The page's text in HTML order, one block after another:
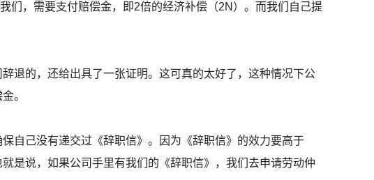
们，需要支付赔偿金，即2倍的经济补偿（2N）。而我们自己提
退的，还给出具了一张证明。这可真的太好了，这种情况下公
。
自己没有递交过《辞职信》。因为《辞职信》的效力要高于
是说，如果公司手里有我们的《辞职信》，我们去申请劳动仲